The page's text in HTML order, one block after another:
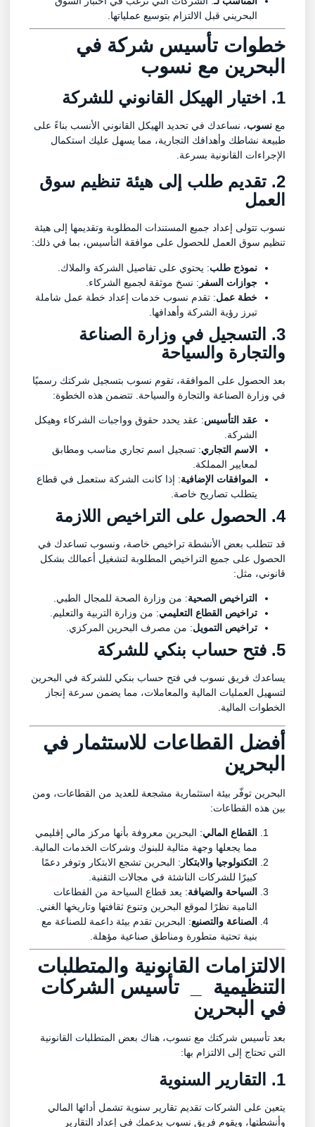
البحريني قبل الالتزام بتوسيع عملياتها.
خطوات تأسيس شركة في
البحرين مع نسوب
1. اختيار الهيكل القانوني للشركة
مع نسوب، نساعدك في تحديد الهيكل القانوني الأنسب بناءً على
طبيعة نشاطك وأهدافك التجارية، مما يسهل عليك استكمال
الإجراءات القانونية بسرعة.
2. تقديم طلب إلى هيئة تنظيم سوق
العمل
نسوب تتولى إعداد جميع المستندات المطلوبة وتقديمها إلى هيئة
تنظيم سوق العمل للحصول على موافقة التأسيس، بما في ذلك:
نموذج طلب: يحتوي على تفاصيل الشركة والملاك.
جوازات السفر : نسخ موثقة لجميع الشركاء.
خطة عمل: تقدم نسوب خدمات إعداد خطة عمل شاملة
تبرز رؤية الشركة وأهدافها.
3. التسجيل في وزارة الصناعة
والتجارة والسياحة
بعد الحصول على الموافقة، تقوم نسوب بتسجيل شركتك رسميًا
في وزارة الصناعة والتجارة والسياحة. تتضمن هذه الخطوة:
عقد التأسيس: عقد يحدد حقوق وواجبات الشركاء وهيكل
الشركة.
الاسم التجاري: تسجيل اسم تجاري مناسب ومطابق
لمعايير المملكة.
الموافقات الإضافية: إذا كانت الشركة ستعمل في قطاع
يتطلب تصاريح خاصة.
4. الحصول على التراخيص اللازمة
قد تتطلب بعض الأنشطة تراخيص خاصة، ونسوب تساعدك في
الحصول على جميع التراخيص المطلوبة لتشغيل أعمالك بشكل
قانوني، مثل:
التراخيص الصحية: من وزارة الصحة للمجال الطبي.
تراخيص القطاع التعليمي: من وزارة التربية والتعليم.
تراخيص التمويل: من مصرف البحرين المركزي.
5. فتح حساب بنكي للشركة
يساعدك فريق نسوب في فتح حساب بنكي للشركة في البحرين
لتسهيل العمليات المالية والمعاملات، مما يضمن سرعة إنجاز
الخطوات المالية.
أفضل القطاعات للاستثمار في
البحرين
البحرين توفّر بيئة استثمارية مشجعة للعديد من القطاعات، ومن
بين هذه القطاعات:
القطاع المالي: البحرين معروفة بأنها مركز مالي إقليمي
مما يجعلها وجهة مثالية للبنوك وشركات الخدمات المالية.
التكنولوجيا والابتكار : البحرين تشجع الابتكار وتوفر دعمًا
كبيرًا للشركات الناشئة في مجالات التقنية.
السياحة والضيافة: يعد قطاع السياحة من القطاعات
النامية نظرًا لموقع البحرين وتنوع ثقافتها وتاريخها الغني.
الصناعة والتصنيع: البحرين تقدم بيئة داعمة للصناعة مع
بنية تحتية متطورة ومناطق صناعية مؤهلة.
الالتزامات القانونية والمتطلبات
التنظيمية _ تأسيس الشركات
في البحرين
بعد تأسيس شركتك مع نسوب، هناك بعض المتطلبات القانونية
التي تحتاج إلى الالتزام بها:
1. التقارير السنوية
يتعين على الشركات تقديم تقارير سنوية تشمل أدائها المالي
وأنشطتها، ويقوم فريق نسوب بدعمك في إعداد التقارير